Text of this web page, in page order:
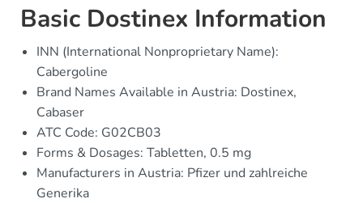
Basic Dostinex Information
INN (International Nonproprietary Name):
Cabergoline
Brand Names Available in Austria: Dostinex,
Cabaser
ATC Code: G02CB03
Forms & Dosages: Tabletten, 0.5 mg
Manufacturers in Austria: Pfizer und zahlreiche
Generika